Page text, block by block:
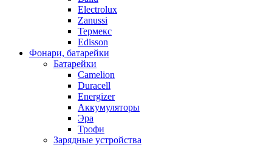
Electrolux
Zanussi
Термекс
Edisson
Фонари, батарейки
Батарейки
Camelion
Duracell
Energizer
Аккумуляторы
Эра
Трофи
Зарядные устройства